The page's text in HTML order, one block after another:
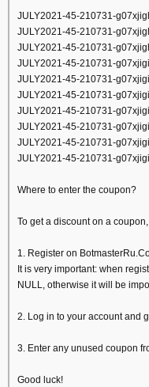
JULY2021-45-210731-
JULY2021-45-210731-
JULY2021-45-210731-
JULY2021-45-210731-
JULY2021-45-210731-
JULY2021-45-210731-
JULY2021-45-210731-
JULY2021-45-210731-
JULY2021-45-210731-
JULY2021-45-210731-
Where to enter the coupon?
To get a discount on a
1. Register on
It is very important: when
NULL, otherwise it will be
2. Log in to your account and
3. Enter any unused coupon
Good luck!